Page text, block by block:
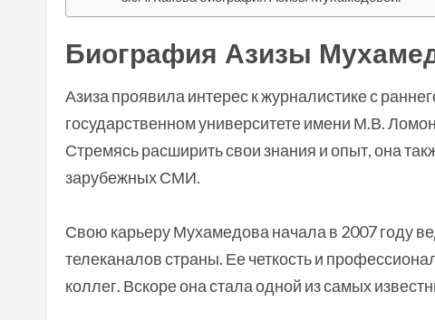
Биография Азизы
Азиза проявила интерес к журналистике с
государственном университете имени М.В.
Стремясь расширить свои знания и опыт, она
зарубежных СМИ.
Свою карьеру Мухамедова начала в 2007 году
телеканалов страны. Ее четкость и
коллег. Вскоре она стала одной из самых